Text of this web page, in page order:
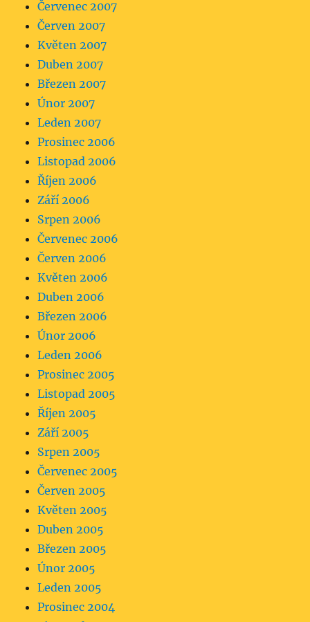
Červenec 2007
Červen 2007
Květen 2007
Duben 2007
Březen 2007
Únor 2007
Leden 2007
Prosinec 2006
Listopad 2006
Říjen 2006
Září 2006
Srpen 2006
Červenec 2006
Červen 2006
Květen 2006
Duben 2006
Březen 2006
Únor 2006
Leden 2006
Prosinec 2005
Listopad 2005
Říjen 2005
Září 2005
Srpen 2005
Červenec 2005
Červen 2005
Květen 2005
Duben 2005
Březen 2005
Únor 2005
Leden 2005
Prosinec 2004